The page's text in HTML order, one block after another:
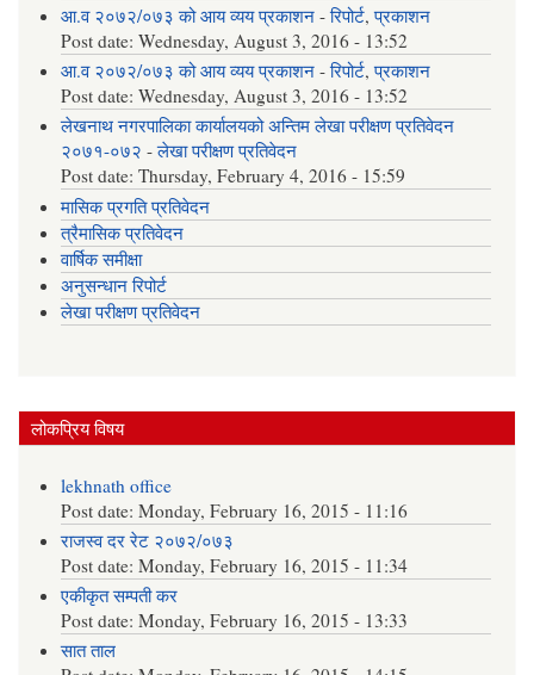
आ.व २०७२/०७३ को आय व्यय प्रकाशन-रिपोर्ट,प्रकाशन
Post date:Wednesday, August 3, 2016 - 13:52
आ.व २०७२/०७३ को आय व्यय प्रकाशन-रिपोर्ट,प्रकाशन
Post date:Wednesday, August 3, 2016 - 13:52
लेखनाथ नगरपालिका कार्यालयको अन्तिम लेखा परीक्षण प्रतिवेदन
२०७१-०७२ -लेखा परीक्षण प्रतिवेदन
Post date:Thursday, February 4, 2016 - 15:59
मासिक प्रगति प्रतिवेदन
त्रैमासिक प्रतिवेदन
वार्षिक समीक्षा
अनुसन्धान रिपोर्ट
लेखा परीक्षण प्रतिवेदन
लोकप्रिय विषय
lekhnath office
Post date:Monday, February 16, 2015 - 11:16
राजस्व दर रेट २०७२/०७३
Post date:Monday, February 16, 2015 - 11:34
एकीकृत सम्पती कर
Post date:Monday, February 16, 2015 - 13:33
सात ताल